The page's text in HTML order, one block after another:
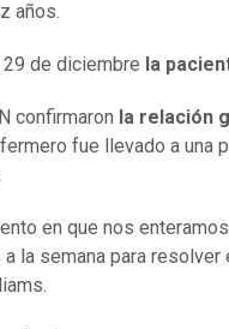
años.
de diciembre la
confirmaron la relación
fue llevado a una
en que nos
la semana para